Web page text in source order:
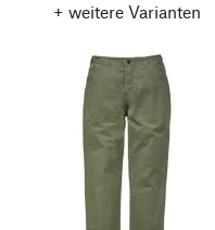
+ weitere Varianten